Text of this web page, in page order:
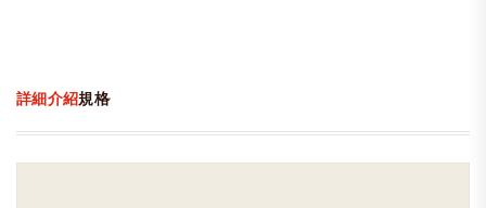
詳細介紹規格